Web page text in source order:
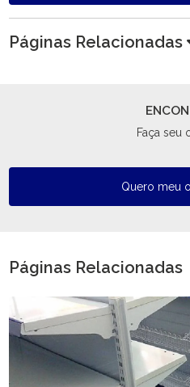
Páginas Relacionadas
Faça seu
Quero meu
Páginas Relacionadas